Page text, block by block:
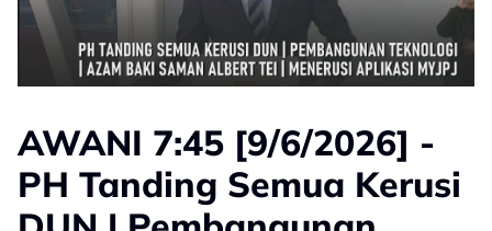
AWANI 7:45 [9/6/2026] -
PH Tanding Semua Kerusi